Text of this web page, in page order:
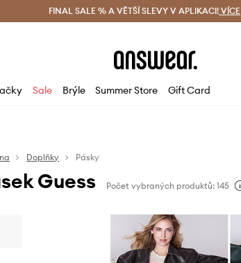
zdarma (od 1800 Kč) Doručení i do 24 h
FINAL SALE % A VĚTŠÍ SLEVY V APLIKACI! VÍCE
Sale Brýle Summer Store Gift Card
Doplňky Pásky
Guess Počet vybraných produktů: 145